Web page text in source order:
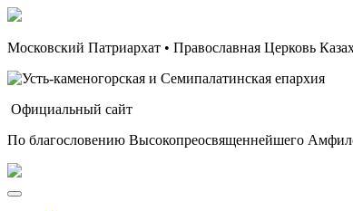
Московский Патриархат • Православная Церковь
Официальный сайт
По благословению Высокопреосвященнейшего